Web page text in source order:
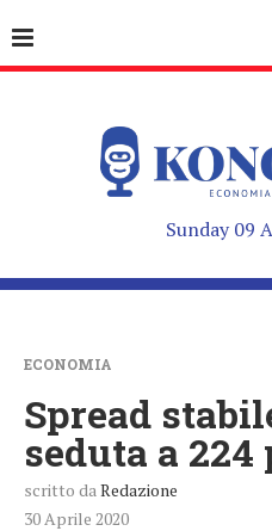
Sunday 09
ECONOMIA
Spread
seduta a
scritto da Redazione
30 Aprile 2020